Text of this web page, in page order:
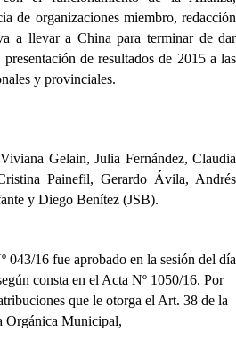
de organizaciones miembro, redacción
a llevar a China para terminar de dar
de resultados de 2015 a las
y provinciales.
Gelain, Julia Fernández, Claudia
Painefil, Gerardo Ávila, Andrés
y Diego Benítez (JSB).
043/16 fue aprobado en la sesión del día
consta en el Acta Nº 1050/16. Por
que le otorga el Art. 38 de la
Orgánica Municipal,